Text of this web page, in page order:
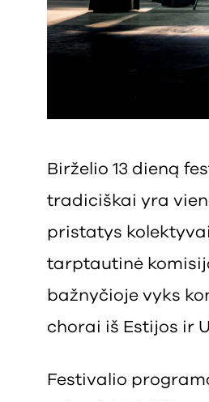
Birželio 13 dieną
tradiciškai yra
pristatys
tarptautinė
bažnyčioje vyks
chorai iš Estijos ir
Festivalio